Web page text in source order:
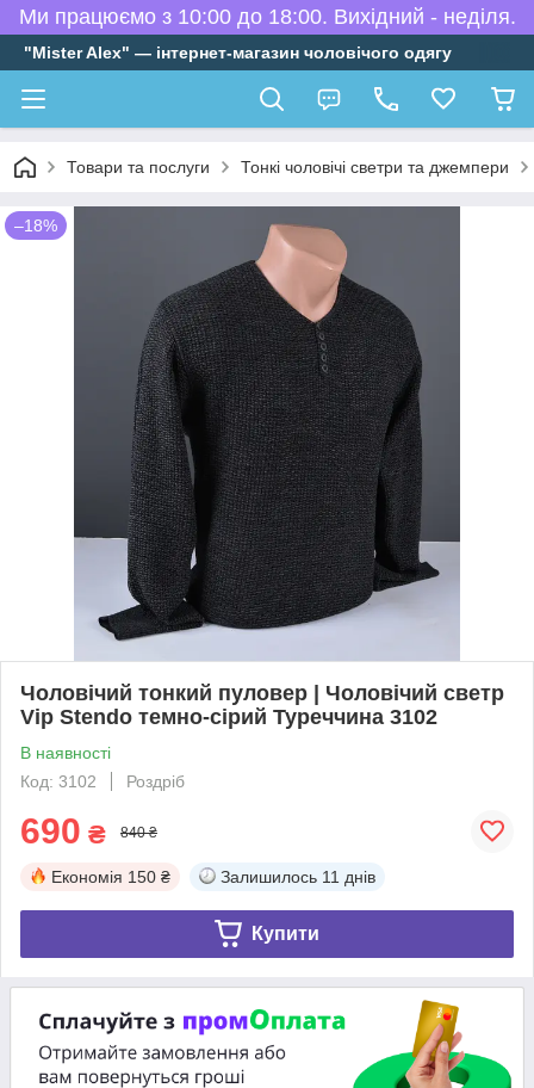
Ми працюємо з 10:00 до 18:00. Вихідний - неділя.
"Mister Alex" — інтернет-магазин чоловічого одягу
Товари та послуги Тонкі чоловічі светри та джемпери
–18%
Чоловічий тонкий пуловер | Чоловічий светр
Vip Stendo темно-сірий Туреччина 3102
В наявності
Код: 3102
Роздріб
690 ₴ 840 ₴
Економія 150 ₴ Залишилось 11 днів
Купити